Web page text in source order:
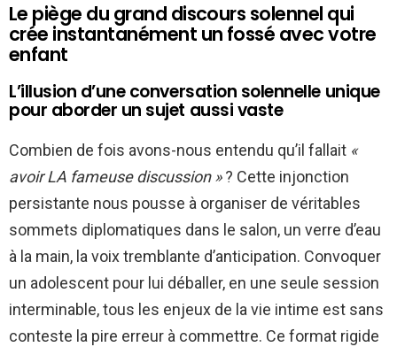
Le piège du grand discours solennel qui
crée instantanément un fossé avec votre
enfant
L’illusion d’une conversation solennelle unique
pour aborder un sujet aussi vaste
Combien de fois avons-nous entendu qu’il fallait «
avoir LA fameuse discussion »? Cette injonction
persistante nous pousse à organiser de véritables
sommets diplomatiques dans le salon, un verre d’eau
à la main, la voix tremblante d’anticipation. Convoquer
un adolescent pour lui déballer, en une seule session
interminable, tous les enjeux de la vie intime est sans
conteste la pire erreur à commettre. Ce format rigide